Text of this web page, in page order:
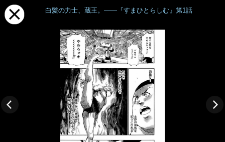
白髪の力士、蔵王。――『すまひとらしむ』第1話